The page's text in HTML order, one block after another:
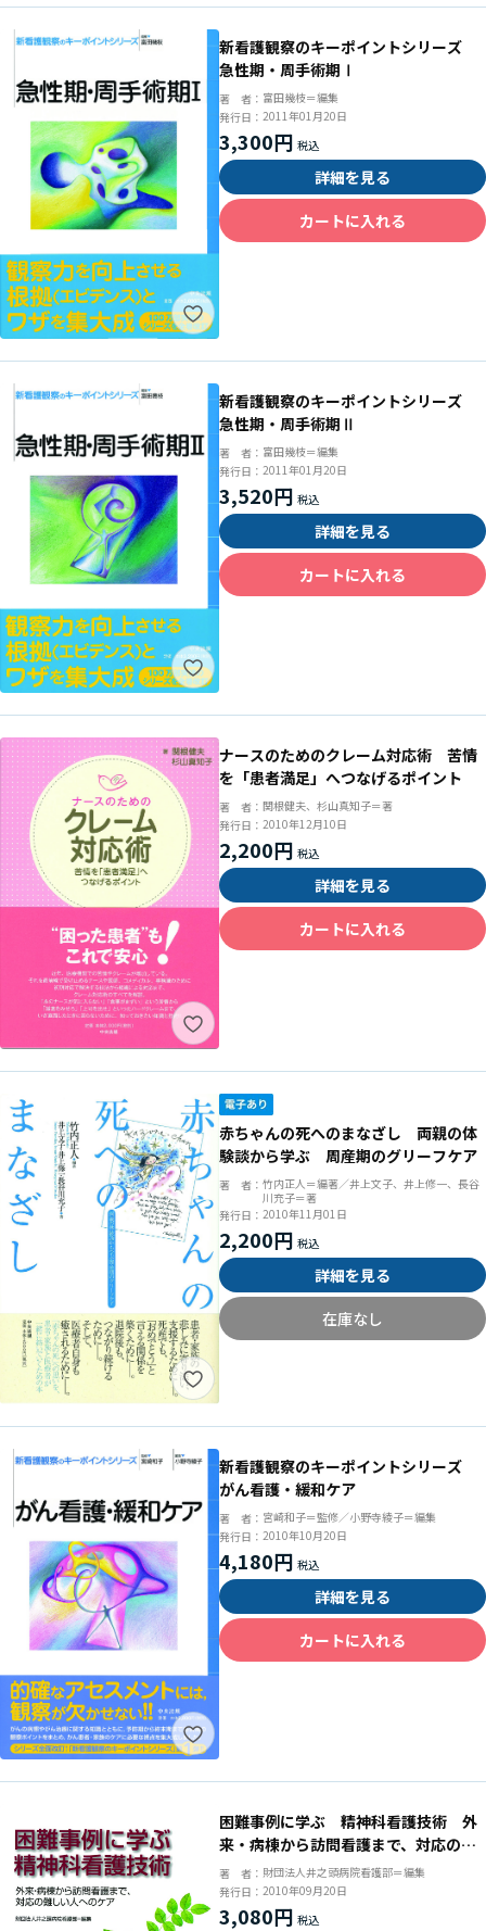
新看護観察のキーポイントシリーズ
急性期・周手術期Ⅰ
著 者： 富田幾枝＝編集
発行日： 2011年01月20日
3,300円
詳細を見る
カートに入れる
新看護観察のキーポイントシリーズ
急性期・周手術期Ⅱ
著 者： 富田幾枝＝編集
発行日： 2011年01月20日
3,520円
詳細を見る
カートに入れる
ナースのためのクレーム対応術 苦情
を「患者満足」へつなげるポイント
著 者： 関根健夫、杉山真知子＝著
発行日： 2010年12月10日
2,200円
詳細を見る
カートに入れる
赤ちゃんの死へのまなざし 両親の体
験談から学ぶ 周産期のグリーフケア
著 者： 竹内正人＝編著／井上文子、井上修一、長谷
川充子＝著
発行日： 2010年11月01日
2,200円
詳細を見る
在庫なし
新看護観察のキーポイントシリーズ
がん看護・緩和ケア
著 者： 宮崎和子＝監修／小野寺綾子＝編集
発行日： 2010年10月20日
4,180円
詳細を見る
カートに入れる
困難事例に学ぶ 精神科看護技術 外
来・病棟から訪問看護まで、対応の難
しい人へのケア
著 者： 財団法人井之頭病院看護部＝編集
発行日： 2010年09月20日
3,080円